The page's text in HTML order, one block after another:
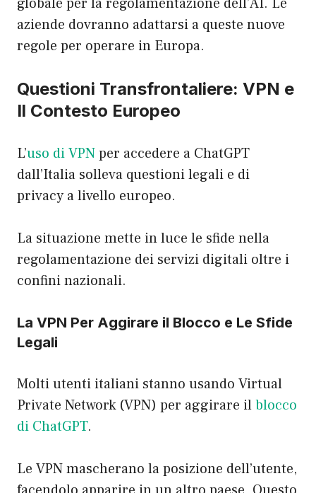
aziende dovranno adattarsi a queste nuove
regole per operare in Europa.
Questioni Transfrontaliere: VPN e
Il Contesto Europeo
L’uso di VPNper accedere a ChatGPT
dall’Italia solleva questioni legali e di
privacy a livello europeo.
La situazione mette in luce le sfide nella
regolamentazione dei servizi digitali oltre i
confini nazionali.
La VPN Per Aggirare il Blocco e Le Sfide
Legali
Molti utenti italiani stanno usando Virtual
Private Network (VPN) per aggirare ilblocco
di ChatGPT.
Le VPN mascherano la posizione dell’utente,